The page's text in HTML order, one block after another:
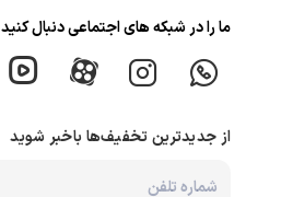
ما را در شبکه های اجتماعی دنبال کنید
از جدیدترین تخفیف‌ها باخبر شوید